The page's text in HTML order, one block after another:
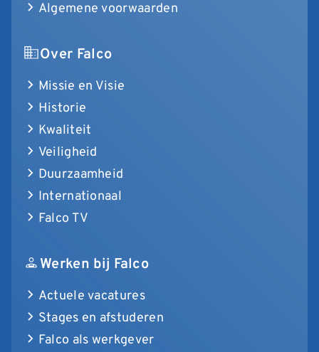
Algemene voorwaarden
Over Falco
Missie en Visie
Historie
Kwaliteit
Veiligheid
Duurzaamheid
Internationaal
Falco TV
Werken bij Falco
Actuele vacatures
Stages en afstuderen
Falco als werkgever